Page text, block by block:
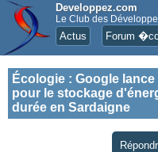
Developpez.com
Le Club des
Actus Forum
Écologie : Google
pour le stockage
durée en Sardaigne